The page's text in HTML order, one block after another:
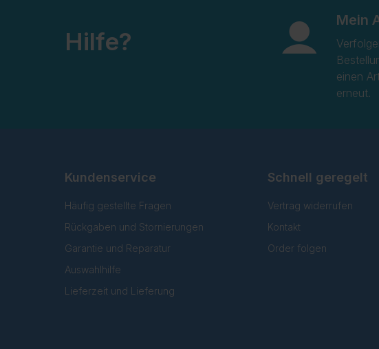
Hilfe?
Mein
einen
erneut.
Kundenservice
Häufig gestellte Fragen
Rückgaben und Stornierungen
Garantie und Reparatur
Auswahlhilfe
Lieferzeit und Lieferung
Schnell geregelt
Vertrag widerrufen
Kontakt
Order folgen